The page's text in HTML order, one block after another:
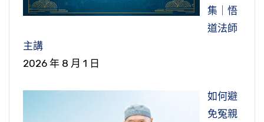
集｜悟
道法師
主講
2026 年 8 月 1 日
如何避
免冤親